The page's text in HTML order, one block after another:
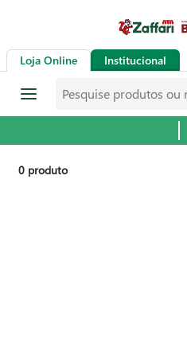
Loja Online Institucional
0 produto